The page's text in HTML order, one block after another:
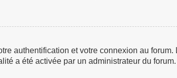
authentification et votre connexion au
a été activée par un administrateur du